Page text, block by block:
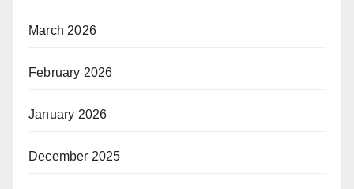
March 2026
February 2026
January 2026
December 2025